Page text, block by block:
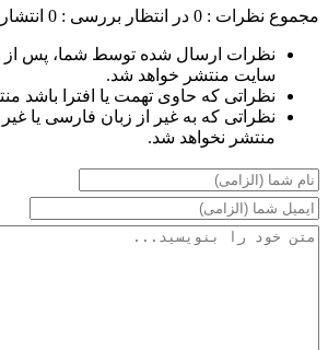
مجموع نظرات : 0 در انتظار بررسی : 0
نظرات ارسال شده توسط شما، پس از
سایت منتشر خواهد شد.
نظراتی که حاوی تهمت یا افترا باشد
نظراتی که به غیر از زبان فارسی یا
منتشر نخواهد شد.